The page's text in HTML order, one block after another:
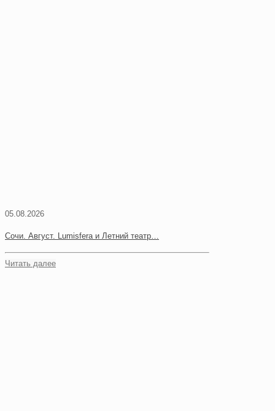
05.08.2026
Сочи. Август. Lumisfera и Летний театр…
Читать далее